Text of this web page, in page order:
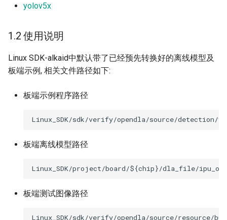
4.1 后处理优化
yolov5x
1.2 使用说明
Linux SDK-alkaid中默认带了已经预先转换好的离线模型及
板端示例, 相关文件路径如下:
板端示例程序路径
板端离线模型路径
板端测试图像路径